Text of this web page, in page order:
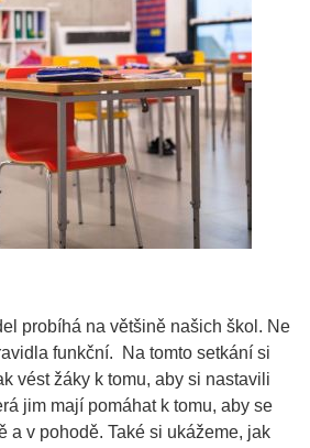
probíhá na většině našich škol. Ne
funkční. Na tomto setkání si
vést žáky k tomu, aby si nastavili
jim mají pomáhat k tomu, aby se
a v pohodě. Také si ukážeme, jak